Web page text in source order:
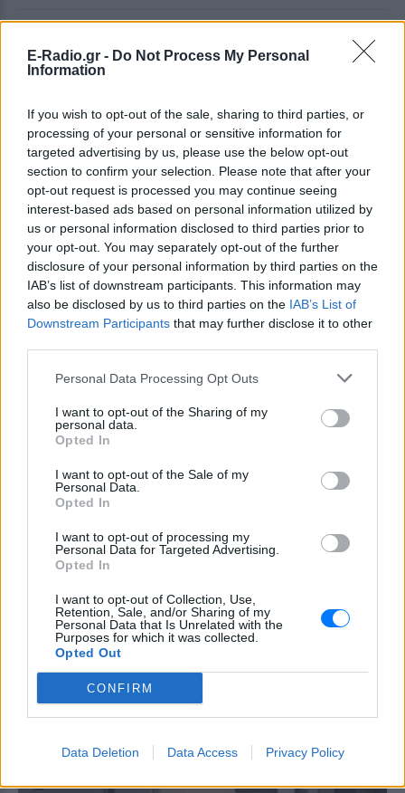
E-Radio.gr - Do Not Process My Personal
Information
If you wish to opt-out of the sale, sharing to third parties, or
processing of your personal or sensitive information for
targeted advertising by us, please use the below opt-out
section to confirm your selection. Please note that after your
opt-out request is processed you may continue seeing
interest-based ads based on personal information utilized by
us or personal information disclosed to third parties prior to
your opt-out. You may separately opt-out of the further
disclosure of your personal information by third parties on the
IAB’s list of downstream participants. This information may
also be disclosed by us to third parties on the IAB’s List of
Downstream Participants that may further disclose it to other
Personal Data Processing Opt Outs
I want to opt-out of the Sharing of my
personal data.
Opted In
I want to opt-out of the Sale of my
Personal Data.
Opted In
I want to opt-out of processing my
Personal Data for Targeted Advertising.
Opted In
I want to opt-out of Collection, Use,
Retention, Sale, and/or Sharing of my
Personal Data that Is Unrelated with the
Purposes for which it was collected.
Opted Out
CONFIRM
Data Deletion Data Access Privacy Policy
ΔΕΙΤΕ ΕΠΙΣΗΣ
Πώς η Πυροσβεστική διέσωσε
πολίτες στη μεγάλη φωτιά της
Αττικοβοιωτίας ‑
Συγκλονιστικά βίντεο
ΣΉΜΕΡΑ
Συγκλονιστικά πλάνα και εικόνες
έρχονται στο φως της δημοσιότητας
από τη μεγάλη φωτιά που ξέσπασε στις
31 Ιουλίου στον Αγιο Βασίλειο, στον
Κιθαιρώνα Βοιωτίας και έφτασε μέχρι το
Πόρτο Γερμενό - Ο διττός ρόλος της
Πυροσβεστικής
Για αμύθητο συμβόλαιο του
Σαλάχ γράφουν στην Τουρκία:
Προβλέπονται έξοδα για
κομμωτήρια και... χαρτί υγείας
δεδομένα της μεταγραφής του Αιγύπτιου
σταρ στην Τραμπζονσπόρ και τα νούμερα
Καιρός «hot – dry – windy» τις
επόμενες 48 ώρες: Αυξημένος
ΣΉΜΕΡΑ
Το επόμενο 48ωρο, επομένως, απαιτεί
αυξημένη προσοχή, καθώς οι υψηλές
άνεμοι δημιουργούν ένα περιβάλλον
εξάπλωση μιας πυρκαγιάς